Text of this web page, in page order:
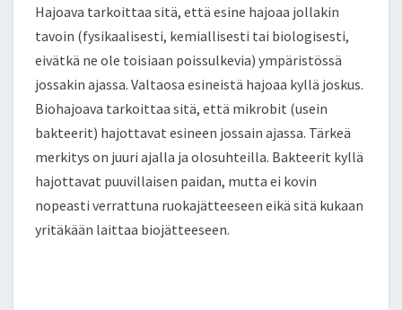
Hajoava tarkoittaa sitä, että esine hajoaa jollakin
tavoin (fysikaalisesti, kemiallisesti tai biologisesti,
eivätkä ne ole toisiaan poissulkevia) ympäristössä
jossakin ajassa. Valtaosa esineistä hajoaa kyllä joskus.
Biohajoava tarkoittaa sitä, että mikrobit (usein
bakteerit) hajottavat esineen jossain ajassa. Tärkeä
merkitys on juuri ajalla ja olosuhteilla. Bakteerit kyllä
hajottavat puuvillaisen paidan, mutta ei kovin
nopeasti verrattuna ruokajätteeseen eikä sitä kukaan
yritäkään laittaa biojätteeseen.